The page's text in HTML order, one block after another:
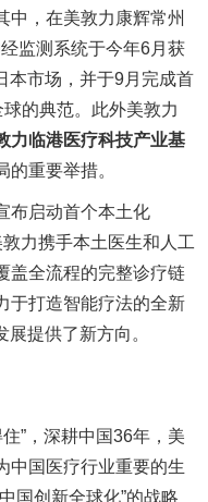
中，在美敦力康辉常州
监测系统于今年6月获
本市场，并于9月完成首
的典范。此外美敦力
力临港医疗科技产业基
重要举措。
布启动首个本土化
力携手本土医生和人工
盖全流程的完整诊疗链
于打造智能疗法的全新
提供了新方向。
住”，深耕中国36年，美
中国医疗行业重要的生
国创新全球化”的战略